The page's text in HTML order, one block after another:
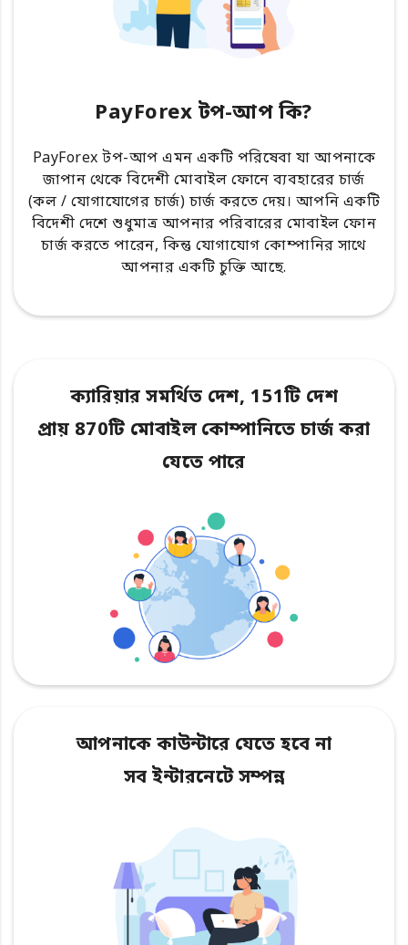
PayForex টপ-আপ কি?
PayForex টপ-আপ এমন একটি পরিষেবা যা আপনাকে
জাপান থেকে বিদেশী মোবাইল ফোনে ব্যবহারের চার্জ
(কল / যোগাযোগের চার্জ) চার্জ করতে দেয়। আপনি একটি
বিদেশী দেশে শুধুমাত্র আপনার পরিবারের মোবাইল ফোন
চার্জ করতে পারেন, কিন্তু যোগাযোগ কোম্পানির সাথে
আপনার একটি চুক্তি আছে.
ক্যারিয়ার সমর্থিত দেশ, 151টি দেশ
প্রায় 870টি মোবাইল কোম্পানিতে চার্জ করা
যেতে পারে
আপনাকে কাউন্টারে যেতে হবে না
সব ইন্টারনেটে সম্পন্ন